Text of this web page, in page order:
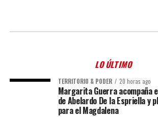
LO ÚLTIMO
TERRITORIO & PODER 20 horas ago
Margarita Guerra acompaña
de Abelardo De la Espriella y
para el Magdalena